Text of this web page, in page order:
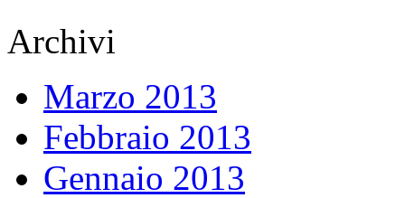
Archivi
Marzo 2013
Febbraio 2013
Gennaio 2013